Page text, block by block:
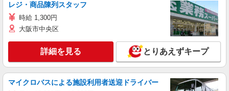
レジ・商品陳列スタッフ
時給 1,300円
大阪市中央区
詳細を見る とりあえずキープ
マイクロバスによる施設利用者送迎ドライバー